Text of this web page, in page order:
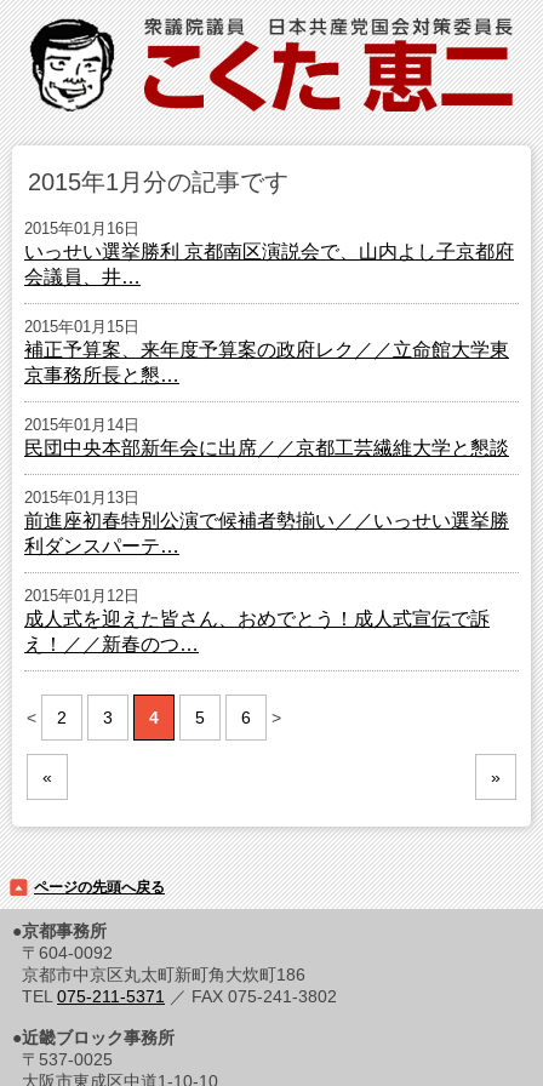
2015年1月分の記事です
2015年01月16日
いっせい選挙勝利 京都南区演説会で、山内よし子京都府
会議員、井…
2015年01月15日
補正予算案、来年度予算案の政府レク／／立命館大学東
京事務所長と懇…
2015年01月14日
民団中央本部新年会に出席／／京都工芸繊維大学と懇談
2015年01月13日
前進座初春特別公演で候補者勢揃い／／いっせい選挙勝
利ダンスパーテ…
2015年01月12日
成人式を迎えた皆さん、おめでとう！成人式宣伝で訴
え！／／新春のつ…
«
< 2 3 4 5 6 >
»
ページの先頭へ戻る
●京都事務所
〒604-0092
京都市中京区丸太町新町角大炊町186
TEL 075-211-5371 ／ FAX 075-241-3802
●近畿ブロック事務所
〒537-0025
大阪市東成区中道1-10-10